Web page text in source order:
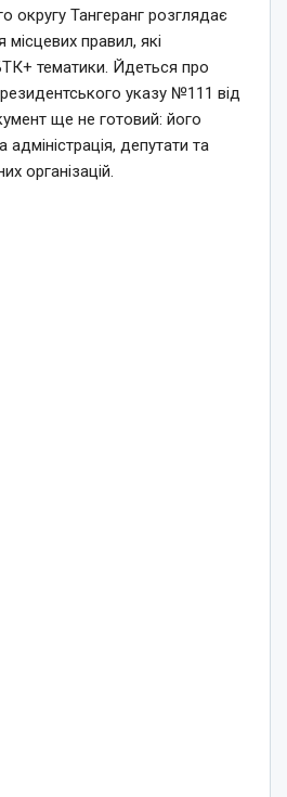
округу Тангеранг розглядає
правил, які
тематики. Йдеться про
указу №111 від
ще не готовий: його
депутати та
організацій.